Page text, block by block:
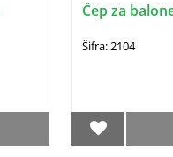
Čep za
Šifra: 2104